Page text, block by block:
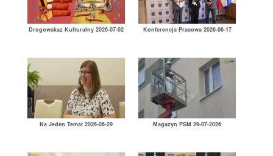
Drogowskaz Kulturalny 2026-07-02 Konferencja Prasowa 2026-06-17
Na Jeden Temat 2026-06-29 Magazyn PSM 29-07-2026